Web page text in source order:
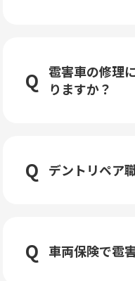
雹害車の修理
りますか？
デントリペア
車両保険で雹